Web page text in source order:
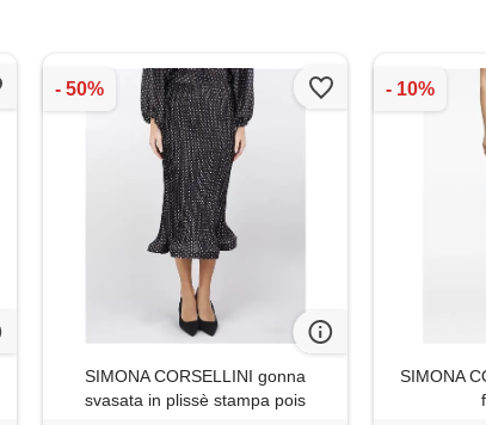
SIMONA CORSELLINI gonna
svasata in plissè stampa pois
SIMONA